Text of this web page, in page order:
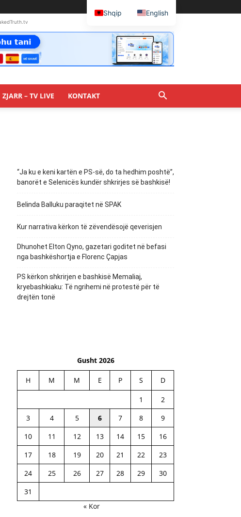
ZJARR – TV LIVE KONTAKT
“Ja ku e keni kartën e PS-së, do ta hedhim poshtë”,
banorët e Selenicës kundër shkrirjes së bashkisë!
Belinda Balluku paraqitet në SPAK
Kur narrativa kërkon të zëvendësojë qeverisjen
Dhunohet Elton Qyno, gazetari goditet në befasi
nga bashkëshortja e Florenc Çapjas
PS kërkon shkrirjen e bashkisë Memaliaj,
kryebashkiaku: Të ngrihemi në protestë për të
drejtën tonë
Gusht 2026
H M M E P S D
1
2
3
4 5 6 7 8
9
10
11 12 13 14 15
16
17
18 19 20 21 22
23
24
25 26 27 28 29
30
31
« Kor
Shqip English